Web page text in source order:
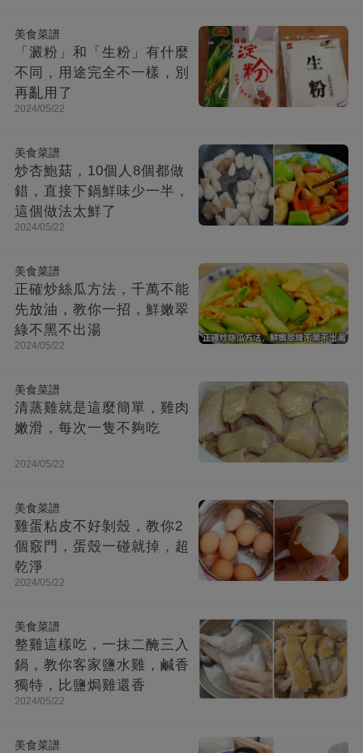
美食菜譜
「澱粉」和「生粉」有什麼
不同，用途完全不一樣，別
再亂用了
2024/05/22
美食菜譜
炒杏鮑菇，10個人8個都做
錯，直接下鍋鮮味少一半，
這個做法太鮮了
2024/05/22
美食菜譜
正確炒絲瓜方法，千萬不能
先放油，教你一招，鮮嫩翠
綠不黑不出湯
2024/05/22
美食菜譜
清蒸雞就是這麼簡單，雞肉
嫩滑，每次一隻不夠吃
2024/05/22
美食菜譜
雞蛋粘皮不好剝殼，教你2
個竅門，蛋殼一碰就掉，超
乾淨
2024/05/22
美食菜譜
整雞這樣吃，一抹二醃三入
鍋，教你客家鹽水雞，鹹香
獨特，比鹽焗雞還香
2024/05/22
美食菜譜